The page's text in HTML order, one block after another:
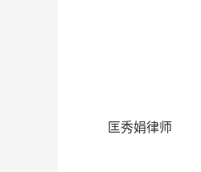
匡秀娟律师